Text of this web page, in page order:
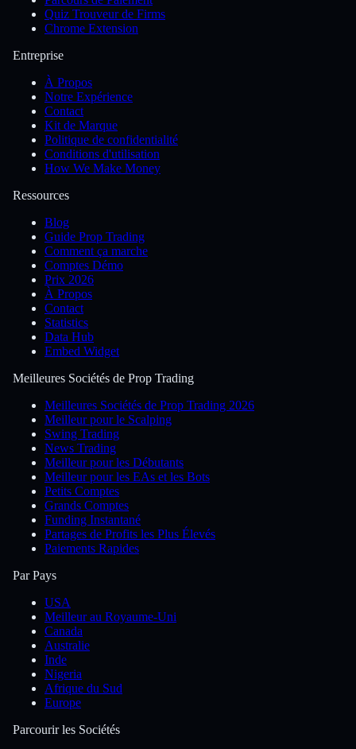
Quiz Trouveur de Firms
Chrome Extension
Entreprise
À Propos
Notre Expérience
Contact
Kit de Marque
Politique de confidentialité
Conditions d'utilisation
How We Make Money
Ressources
Blog
Guide Prop Trading
Comment ça marche
Comptes Démo
Prix 2026
À Propos
Contact
Statistics
Data Hub
Embed Widget
Meilleures Sociétés de Prop Trading
Meilleures Sociétés de Prop Trading 2026
Meilleur pour le Scalping
Swing Trading
News Trading
Meilleur pour les Débutants
Meilleur pour les EAs et les Bots
Petits Comptes
Grands Comptes
Funding Instantané
Partages de Profits les Plus Élevés
Paiements Rapides
Par Pays
USA
Meilleur au Royaume-Uni
Canada
Australie
Inde
Nigeria
Afrique du Sud
Europe
Parcourir les Sociétés